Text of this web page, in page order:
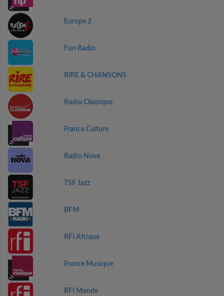
Europe 2
Fun Radio
RIRE & CHANSONS
Radio Classique
France Culture
Radio Nova
TSF Jazz
BFM
RFI Afrique
France Musique
RFI Monde